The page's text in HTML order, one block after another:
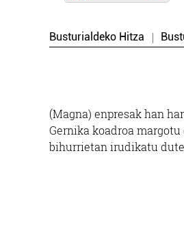
Busturialdeko Hitza
(Magna) enpresak han
Gernika koadroa
bihurrietan irudikatu dute